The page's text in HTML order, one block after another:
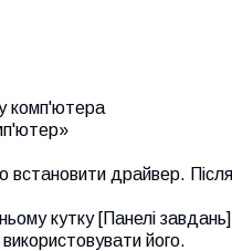
комп'ютера
драйвер.
кутку [Панелі
його.